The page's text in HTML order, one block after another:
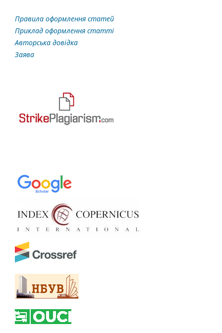
Правила оформлення статей
Приклад оформлення статті
Авторська довідка
Заява